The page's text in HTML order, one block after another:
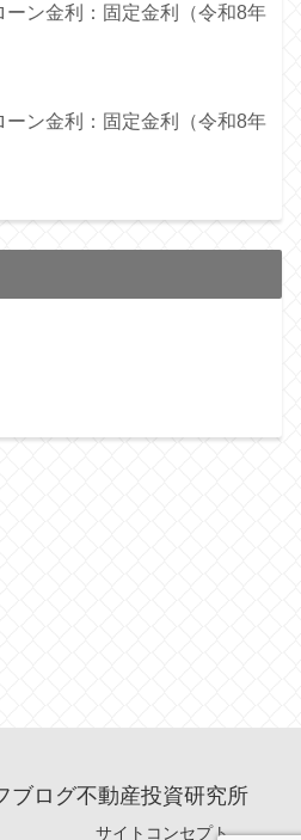
ーン金利：固定金利（令和8年
ーン金利：固定金利（令和8年
ブログ不動産投資研究所
サイトコンセプト